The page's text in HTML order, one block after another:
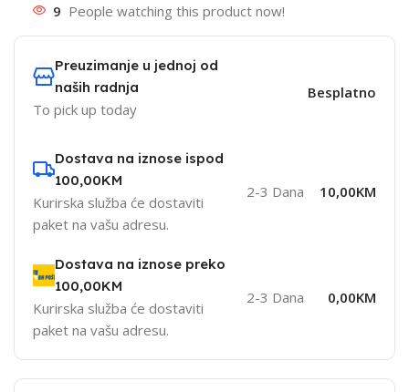
9 People watching this product now!
Preuzimanje u jednoj od
naših radnja
To pick up today
Besplatno
Dostava na iznose ispod
100,00KM
Kurirska služba će dostaviti
paket na vašu adresu.
2-3 Dana 10,00KM
Dostava na iznose preko
100,00KM
Kurirska služba će dostaviti
paket na vašu adresu.
2-3 Dana 0,00KM